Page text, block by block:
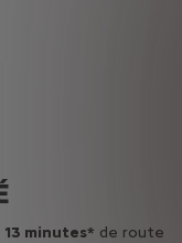
13 minutes* de route